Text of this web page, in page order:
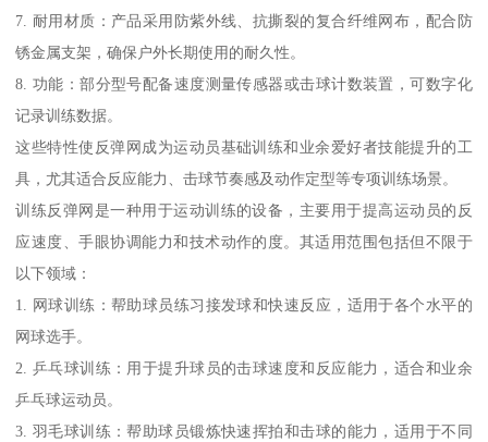
7. 耐用材质：产品采用防紫外线、抗撕裂的复合纤维网布，配合防
锈金属支架，确保户外长期使用的耐久性。
8. 功能：部分型号配备速度测量传感器或击球计数装置，可数字化
记录训练数据。
这些特性使反弹网成为运动员基础训练和业余爱好者技能提升的工
具，尤其适合反应能力、击球节奏感及动作定型等专项训练场景。
训练反弹网是一种用于运动训练的设备，主要用于提高运动员的反
应速度、手眼协调能力和技术动作的度。其适用范围包括但不限于
以下领域：
1. 网球训练：帮助球员练习接发球和快速反应，适用于各个水平的
网球选手。
2. 乒乓球训练：用于提升球员的击球速度和反应能力，适合和业余
乒乓球运动员。
3. 羽毛球训练：帮助球员锻炼快速挥拍和击球的能力，适用于不同